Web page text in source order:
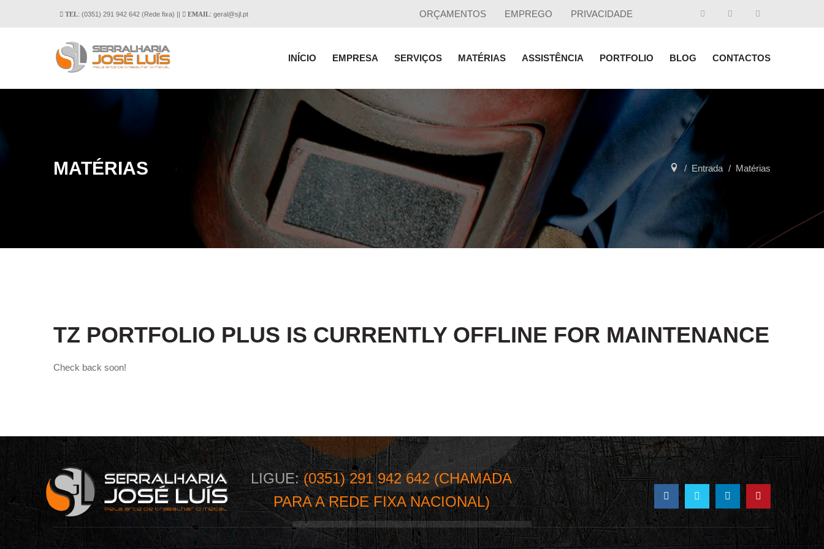
TEL: (0351) 291 942 642 (Rede fixa) || EMAIL: geral@sjl pt ORÇAMENTOS EMPREGO PRIVACIDADE
INÍCIO EMPRESA SERVIÇOS MATÉRIAS ASSISTÊNCIA PORTFOLIO BLOG CONTACTOS
MATÉRIAS Entrada Matérias
TZ PORTFOLIO PLUS IS CURRENTLY OFFLINE FOR MAINTENANCE
Check back soon!
LIGUE:(0351) 291 942 642 (CHAMADA
PARA A REDE FIXA NACIONAL)